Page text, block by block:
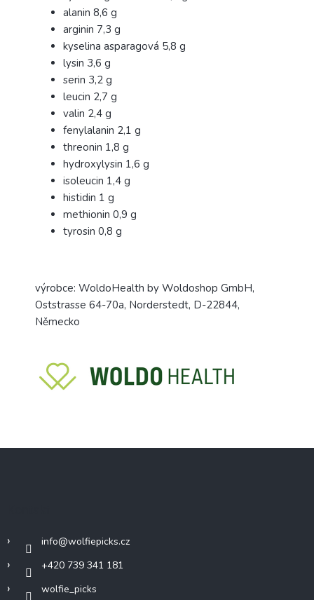
alanin 8,6 g
arginin 7,3 g
kyselina asparagová 5,8 g
lysin 3,6 g
serin 3,2 g
leucin 2,7 g
valin 2,4 g
fenylalanin 2,1 g
threonin 1,8 g
hydroxylysin 1,6 g
isoleucin 1,4 g
histidin 1 g
methionin 0,9 g
tyrosin 0,8 g
výrobce: WoldoHealth by Woldoshop GmbH,
Oststrasse 64-70a, Norderstedt, D-22844,
Německo
info@wolfiepicks.cz
+420 739 341 181
wolfie_picks